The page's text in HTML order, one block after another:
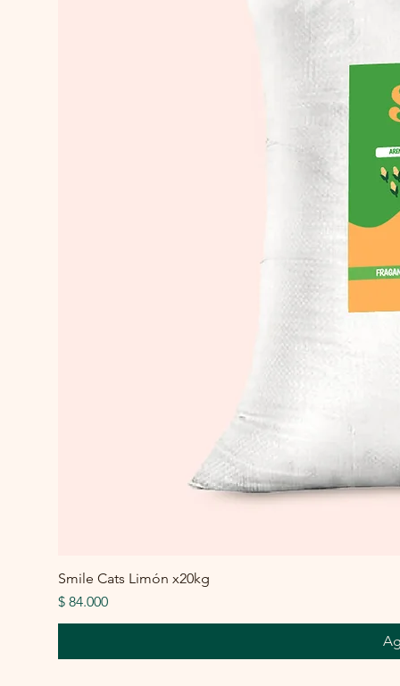
Smile Cats Limón x20kg
Precio
$ 84.000